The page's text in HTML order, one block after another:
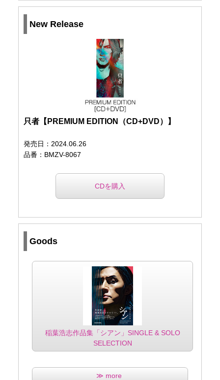
New Release
只者【PREMIUM EDITION（CD+DVD）】
発売日：2024.06.26
品番：BMZV-8067
CDを購入
Goods
稲葉浩志作品集「シアン」SINGLE & SOLO
SELECTION
≫ more